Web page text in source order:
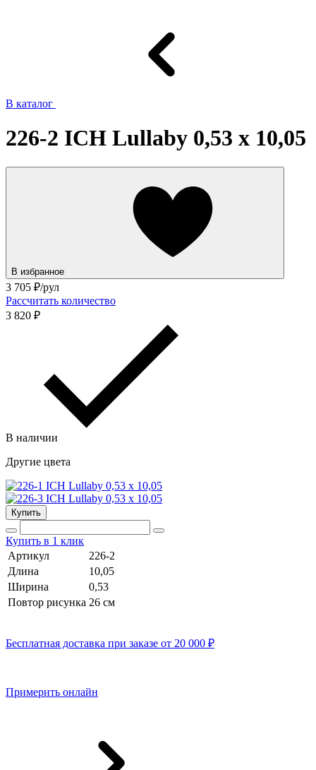
В каталог
226-2 ICH Lullaby 0,53 x 10,05
В избранное
3 705 ₽/рул
Рассчитать количество
3 820 ₽
В наличии
Другие цвета
Купить
Купить в 1 клик
Артикул
226-2
Длина
10,05
Ширина
0,53
Повтор рисунка 26 cм
Бесплатная доставка при заказе от 20 000 ₽
Примерить онлайн